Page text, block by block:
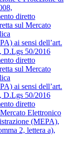
diretto
sul Mercato
ai sensi dell’art.
D.Lgs 50/2016
diretto
sul Mercato
ai sensi dell’art.
D.Lgs 50/2016
diretto
Elettronico
(MEPA),
2, lettera a),